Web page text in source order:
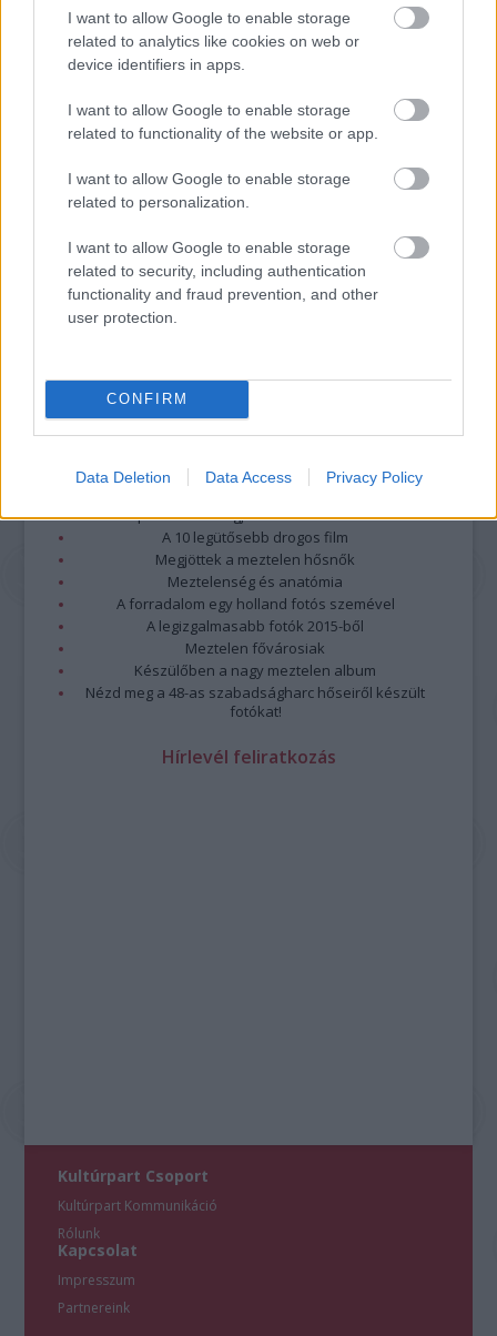
I want to allow Google to enable storage
related to analytics like cookies on web or
device identifiers in apps.
I want to allow Google to enable storage
related to functionality of the website or app.
I want to allow Google to enable storage
related to personalization.
I want to allow Google to enable storage
related to security, including authentication
functionality and fraud prevention, and other
user protection.
CONFIRM
Data Deletion Data Access Privacy Policy
AZ EMBERSÉG ÜNNEPE
A bejegyzés trackback címe:
Kommentek:
A hozzászólások avonatkozó jogszabályok
nem vállal, azokat nem ellenőrzi. Kifogás esetén forduljon a blog szerkesztőjéhez.
Részletek aFelhasználási feltételekbenés az adatvédelmi tájékoztatóban
Legolvasottabb
Megdöbbentő fotók a néptelen fővárosról
Top 10: ezek a legjobb szerelmes filmek
A 10 legütősebb drogos film
Megjöttek a meztelen hősnők
Meztelenség és anatómia
A forradalom egy holland fotós szemével
A legizgalmasabb fotók 2015-ből
Meztelen fővárosiak
Készülőben a nagy meztelen album
Nézd meg a 48-as szabadságharc hőseiről készült
fotókat!
Hírlevél feliratkozás
Kultúrpart Csoport
Kultúrpart Kommunikáció
Rólunk
Kapcsolat
Impresszum
Partnereink